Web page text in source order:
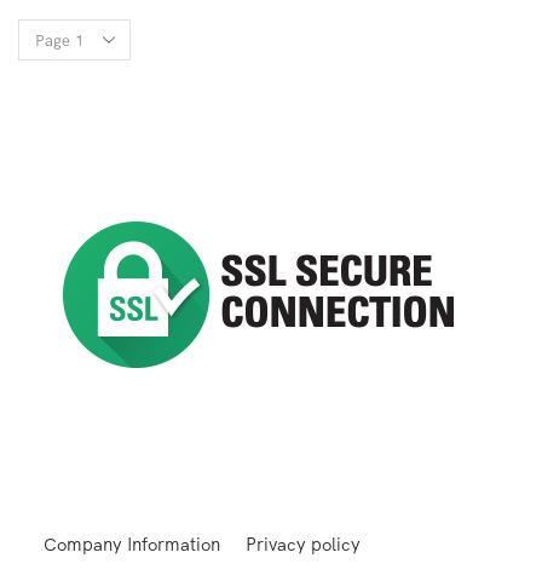
Company Information Privacy policy